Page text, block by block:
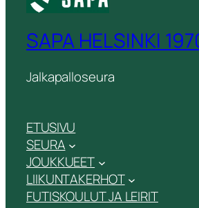
SAPA HELSINKI
Jalkapalloseura
ETUSIVU
SEURA
JOUKKUEET
LIIKUNTAKERHOT
FUTISKOULUT JA LEIRIT